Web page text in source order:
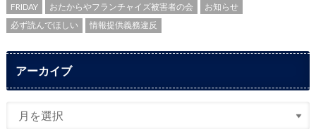
FRIDAY おたからやフランチャイズ被害者の会
お知らせ
必ず読んでほしい
情報提供義務違反
アーカイブ